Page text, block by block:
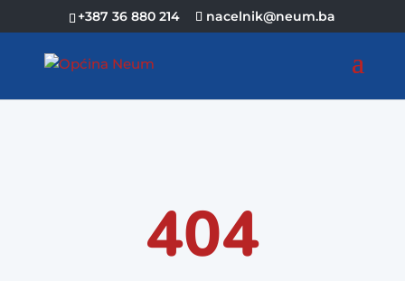
+387 36 880 214 nacelnik@neum.ba
404